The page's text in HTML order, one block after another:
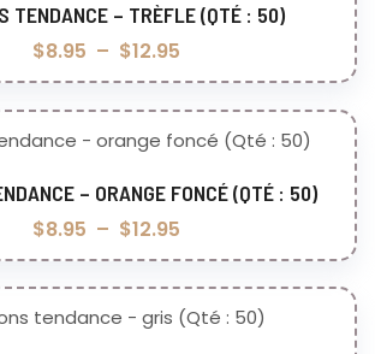
Choix des options
TENDANCE – TRÈFLE (QTÉ : 50)
$8.95 – $12.95
Choix des options
– ORANGE FONCÉ (QTÉ : 50)
$8.95 – $12.95